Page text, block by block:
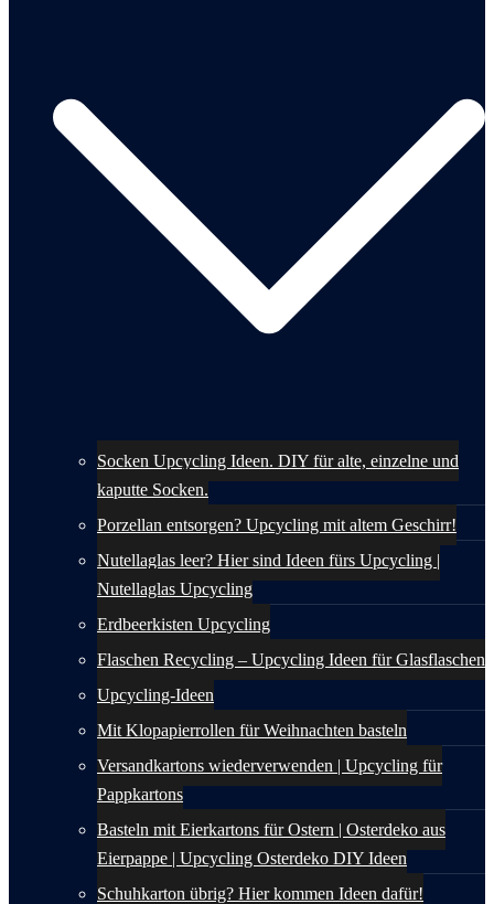
Socken Upcycling Ideen. DIY für alte, einzelne und
kaputte Socken.
Porzellan entsorgen? Upcycling mit altem Geschirr!
Nutellaglas leer? Hier sind Ideen fürs Upcycling |
Nutellaglas Upcycling
Erdbeerkisten Upcycling
Flaschen Recycling – Upcycling Ideen für Glasflaschen
Upcycling-Ideen
Mit Klopapierrollen für Weihnachten basteln
Versandkartons wiederverwenden | Upcycling für
Pappkartons
Basteln mit Eierkartons für Ostern | Osterdeko aus
Eierpappe | Upcycling Osterdeko DIY Ideen
Schuhkarton übrig? Hier kommen Ideen dafür!